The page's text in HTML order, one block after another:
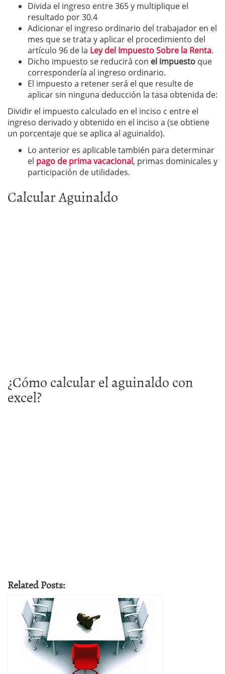
Divida el ingreso entre 365 y multiplique el
resultado por 30.4
Adicionar el ingreso ordinario del trabajador en el
mes que se trata y aplicar el procedimiento del
artículo 96 de la Ley del Impuesto Sobre la Renta.
Dicho impuesto se reducirá con el impuesto que
correspondería al ingreso ordinario.
El impuesto a retener será el que resulte de
aplicar sin ninguna deducción la tasa obtenida de:
Dividir el impuesto calculado en el inciso c entre el
ingreso derivado y obtenido en el inciso a (se obtiene
un porcentaje que se aplica al aguinaldo).
Lo anterior es aplicable también para determinar
el pago de prima vacacional, primas dominicales y
participación de utilidades.
Calcular Aguinaldo
¿Cómo calcular el aguinaldo con
excel?
Related Posts: